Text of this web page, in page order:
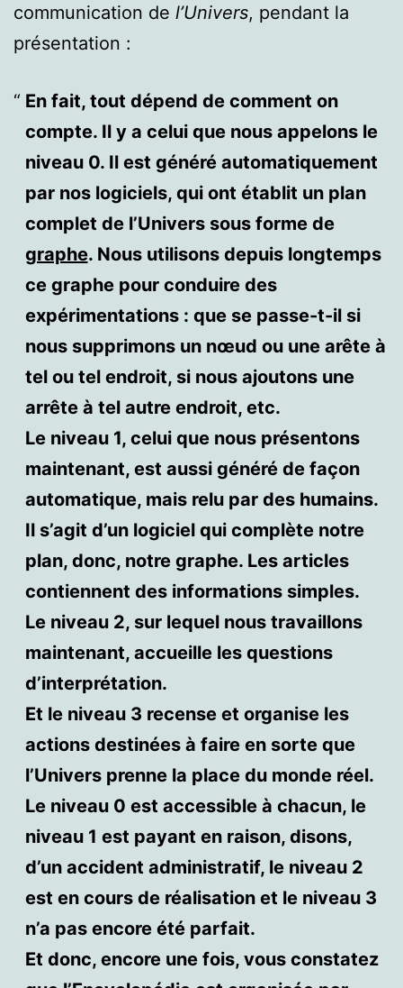
communication de l’Univers, pendant la
présentation :
En fait, tout dépend de comment on
compte. Il y a celui que nous appelons le
niveau 0. Il est généré automatiquement
par nos logiciels, qui ont établit un plan
complet de l’Univers sous forme de
graphe. Nous utilisons depuis longtemps
ce graphe pour conduire des
expérimentations : que se passe-t-il si
nous supprimons un nœud ou une arête à
tel ou tel endroit, si nous ajoutons une
arrête à tel autre endroit, etc.
Le niveau 1, celui que nous présentons
maintenant, est aussi généré de façon
automatique, mais relu par des humains.
Il s’agit d’un logiciel qui complète notre
plan, donc, notre graphe. Les articles
contiennent des informations simples.
Le niveau 2, sur lequel nous travaillons
maintenant, accueille les questions
d’interprétation.
Et le niveau 3 recense et organise les
actions destinées à faire en sorte que
l’Univers prenne la place du monde réel.
Le niveau 0 est accessible à chacun, le
niveau 1 est payant en raison, disons,
d’un accident administratif, le niveau 2
est en cours de réalisation et le niveau 3
n’a pas encore été parfait.
Et donc, encore une fois, vous constatez